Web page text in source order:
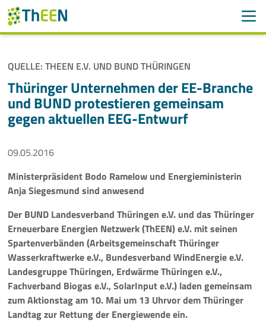
Navigation überspringen
ThEEN
Services
Aktivitäten
Veranstaltungen
Aktuelles
Meldungen
Pressemeldungen
Branchenmeldungen
QUELLE: THEEN E.V. UND BUND THÜRINGEN
Thüringer Unternehmen der EE-Branche
und BUND protestieren gemeinsam
gegen aktuellen EEG-Entwurf
09.05.2016
Ministerpräsident Bodo Ramelow und Energieministerin
Anja Siegesmund sind anwesend
Der BUND Landesverband Thüringen e.V. und das Thüringer
Erneuerbare Energien Netzwerk (ThEEN) e.V. mit seinen
Spartenverbänden (Arbeitsgemeinschaft Thüringer
Wasserkraftwerke e.V., Bundesverband WindEnergie e.V.
Landesgruppe Thüringen, Erdwärme Thüringen e.V.,
Fachverband Biogas e.V., SolarInput e.V.) laden gemeinsam
zum Aktionstag am 10. Mai um 13 Uhrvor dem Thüringer
Landtag zur Rettung der Energiewende ein.